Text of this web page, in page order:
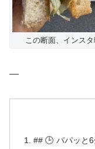
この断面、インスタ
—
## 🕒 パパッと